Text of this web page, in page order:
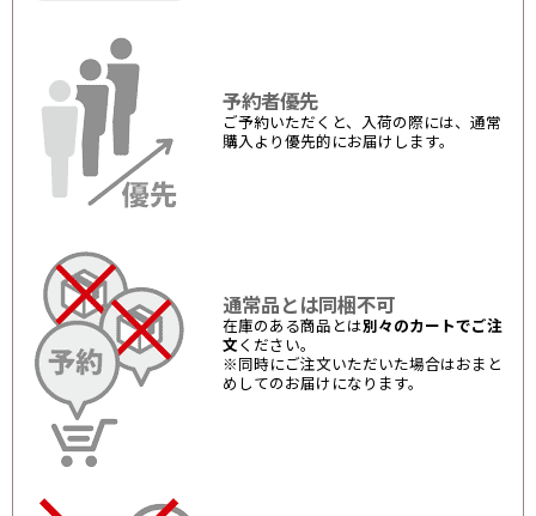
予約者優先
ご予約いただくと、入荷の際には、通常
購入より優先的にお届けします。
通常品とは同梱不可
在庫のある商品とは別々のカートでご注
文 ください。
※同時にご注文いただいた場合はおまと
めしてのお届けになります。